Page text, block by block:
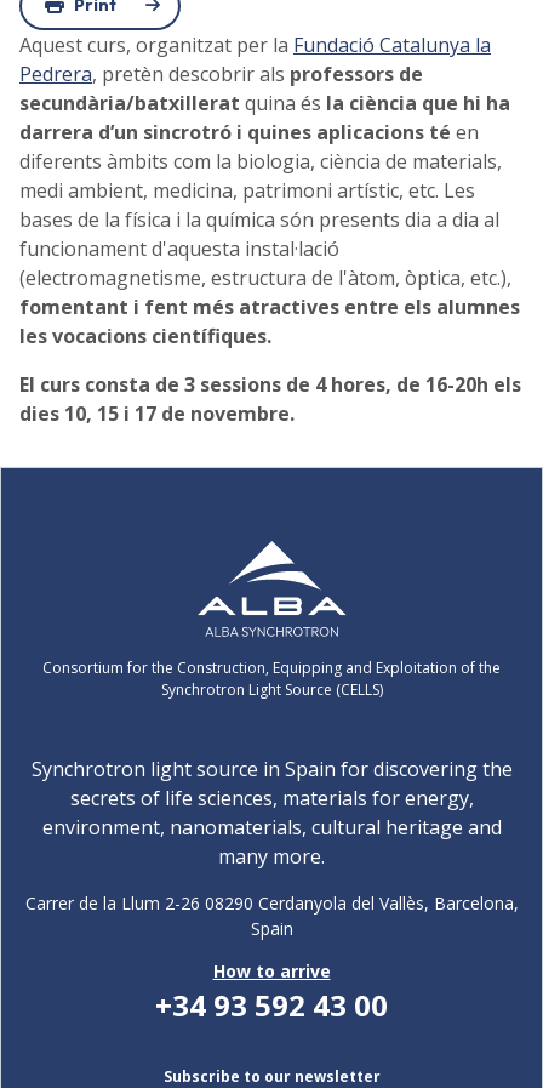
Print
Aquest curs, organitzat per la Fundació Catalunya la
Pedrera, pretèn descobrir als professors de
secundària/batxillerat quina és la ciència que hi ha
darrera d’un sincrotró i quines aplicacions té en
diferents àmbits com la biologia, ciència de materials,
medi ambient, medicina, patrimoni artístic, etc. Les
bases de la física i la química són presents dia a dia al
funcionament d'aquesta instal·lació
(electromagnetisme, estructura de l'àtom, òptica, etc.),
fomentant i fent més atractives entre els alumnes
les vocacions científiques.
El curs consta de 3 sessions de 4 hores, de 16-20h els
dies 10, 15 i 17 de novembre.
Consortium for the Construction, Equipping and Exploitation of the
Synchrotron Light Source (CELLS)
Synchrotron light source in Spain for discovering the
secrets of life sciences, materials for energy,
environment, nanomaterials, cultural heritage and
many more.
Carrer de la Llum 2-26 08290 Cerdanyola del Vallès, Barcelona,
Spain
How to arrive
+34 93 592 43 00
Subscribe to our newsletter